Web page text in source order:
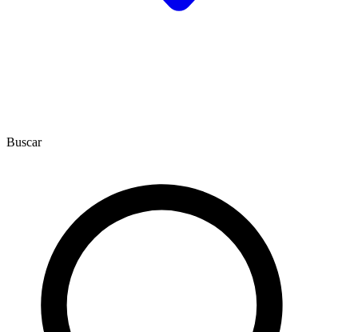
Buscar